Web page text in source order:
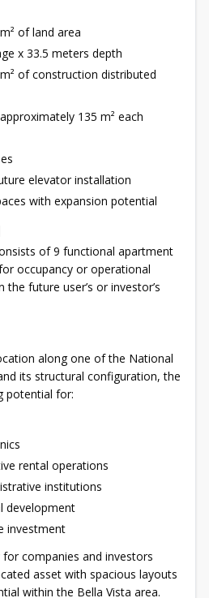
of land area
x 33.5 meters depth
of construction distributed
135 m² each
elevator installation
with expansion potential
of 9 functional apartment
occupancy or operational
future user’s or investor’s
along one of the National
its structural configuration, the
potential for:
rental operations
institutions
development
investment
companies and investors
asset with spacious layouts
within the Bella Vista area.